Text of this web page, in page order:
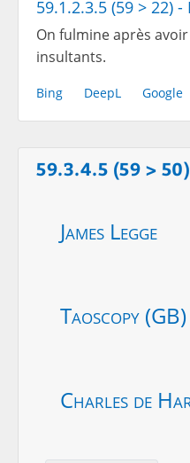
59.1.2.3.5 (59 > 22)
On fulmine après
insultants.
Bing DeepL Google
59.3.4.5 (59 > 50)
James Legge
Taoscopy (GB)
Charles de